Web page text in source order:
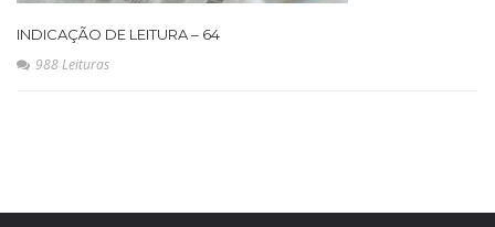
INDICAÇÃO DE LEITURA – 64
988 Leituras